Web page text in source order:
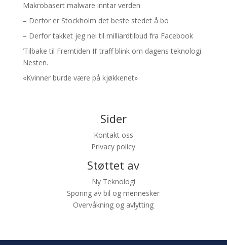
Makrobasert malware inntar verden
– Derfor er Stockholm det beste stedet å bo
– Derfor takket jeg nei til milliardtilbud fra Facebook
’Tilbake til Fremtiden II’ traff blink om dagens teknologi.
Nesten.
«Kvinner burde være på kjøkkenet»
Sider
Kontakt oss
Privacy policy
Støttet av
Ny Teknologi
Sporing av bil og mennesker
Overvåkning og avlytting